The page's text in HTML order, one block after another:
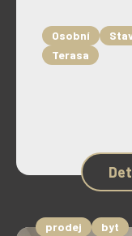
Osobní
Terasa
prodej byt